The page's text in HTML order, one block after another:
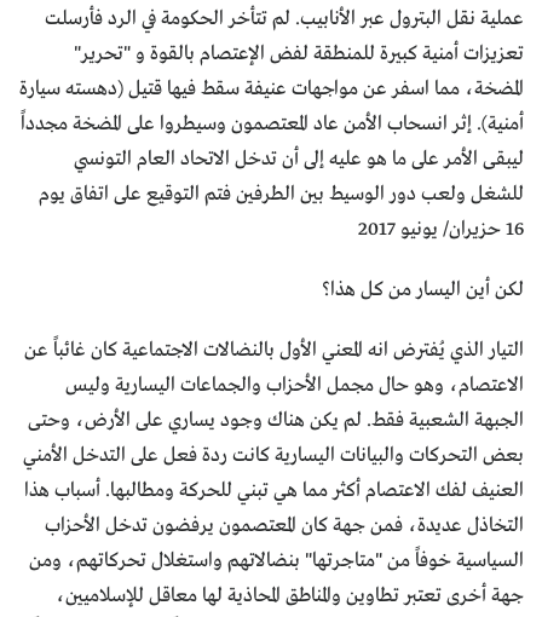
عملية نقل البترول عبر الأنابيب. لم تتأخر الحكومة في الرد فأرسلت
تعزيزات أمنية كبيرة للمنطقة لفض الإعتصام بالقوة و "تحرير"
المضخة، مما اسفر عن مواجهات عنيفة سقط فيها قتيل (دهسته سيارة
أمنية). إثر انسحاب الأمن عاد المعتصمون وسيطروا على المضخة مجدداً
ليبقى الأمر على ما هو عليه إلى أن تدخل الاتحاد العام التونسي
للشغل ولعب دور الوسيط بين الطرفين فتم التوقيع على اتفاق يوم
16 حزيران/ يونيو 2017
لكن أين اليسار من كل هذا؟
التيار الذي يُفترض انه المعني الأول بالنضالات الاجتماعية كان غائباً عن
الاعتصام، وهو حال مجمل الأحزاب والجماعات اليسارية وليس
الجبهة الشعبية فقط. لم يكن هناك وجود يساري على الأرض، وحتى
بعض التحركات والبيانات اليسارية كانت ردة فعل على التدخل الأمني
العنيف لفك الاعتصام أكثر مما هي تبني للحركة ومطالبها. أسباب هذا
التخاذل عديدة، فمن جهة كان المعتصمون يرفضون تدخل الأحزاب
السياسية خوفاً من "متاجرتها" بنضالاتهم واستغلال تحركاتهم، ومن
جهة أخرى تعتبر تطاوين والمناطق المحاذية لها معاقل للإسلاميين،